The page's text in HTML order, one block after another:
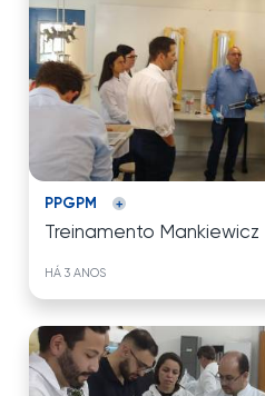
PPGPM
Treinamento Mankiewicz
HÁ 3 ANOS